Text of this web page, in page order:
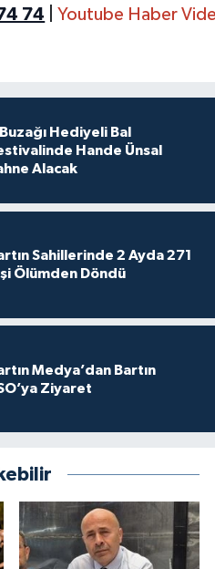
74 Youtube Haber
Hediyeli Bal
Hande Ünsal
Alacak
Sahillerinde 2 Ayda 271
Ölümden Döndü
Medya’dan Bartın
Ziyaret